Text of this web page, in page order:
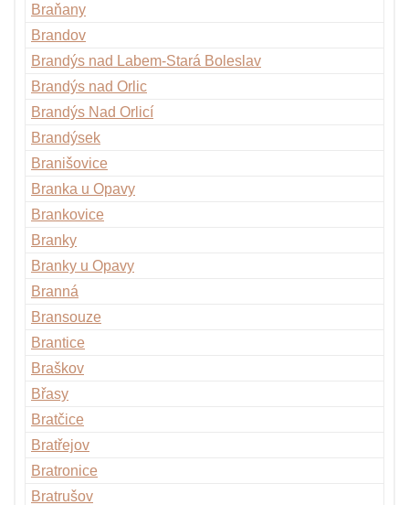
Braňany
Brandov
Brandýs nad Labem-Stará Boleslav
Brandýs nad Orlic
Brandýs Nad Orlicí
Brandýsek
Branišovice
Branka u Opavy
Brankovice
Branky
Branky u Opavy
Branná
Bransouze
Brantice
Braškov
Břasy
Bratčice
Bratřejov
Bratronice
Bratrušov